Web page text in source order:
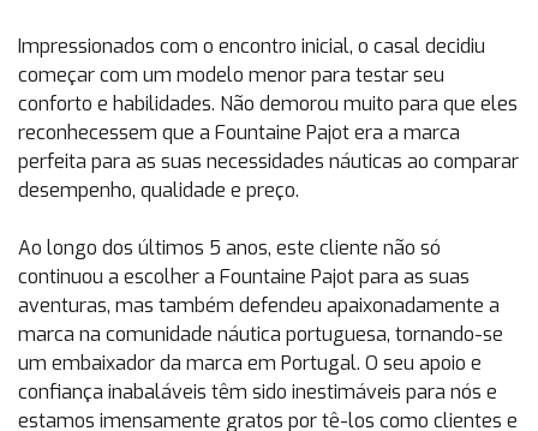
Impressionados com o encontro inicial, o casal decidiu
começar com um modelo menor para testar seu
conforto e habilidades. Não demorou muito para que eles
reconhecessem que a Fountaine Pajot era a marca
perfeita para as suas necessidades náuticas ao comparar
desempenho, qualidade e preço.
Ao longo dos últimos 5 anos, este cliente não só
continuou a escolher a Fountaine Pajot para as suas
aventuras, mas também defendeu apaixonadamente a
marca na comunidade náutica portuguesa, tornando-se
um embaixador da marca em Portugal. O seu apoio e
confiança inabaláveis têm sido inestimáveis para nós e
estamos imensamente gratos por tê-los como clientes e